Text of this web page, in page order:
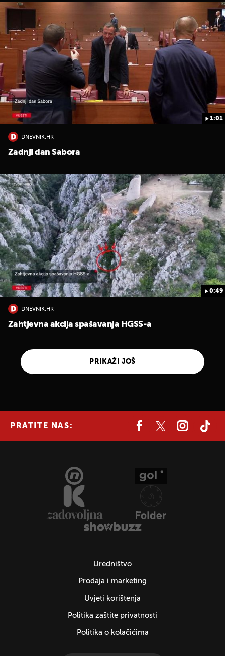
1:01
DNEVNIK.HR
Zadnji dan Sabora
0:49
DNEVNIK.HR
Zahtjevna akcija spašavanja HGSS-a
PRIKAŽI JOŠ
PRATITE NAS:
Uredništvo
Prodaja i marketing
Uvjeti korištenja
Politika zaštite privatnosti
Politika o kolačićima